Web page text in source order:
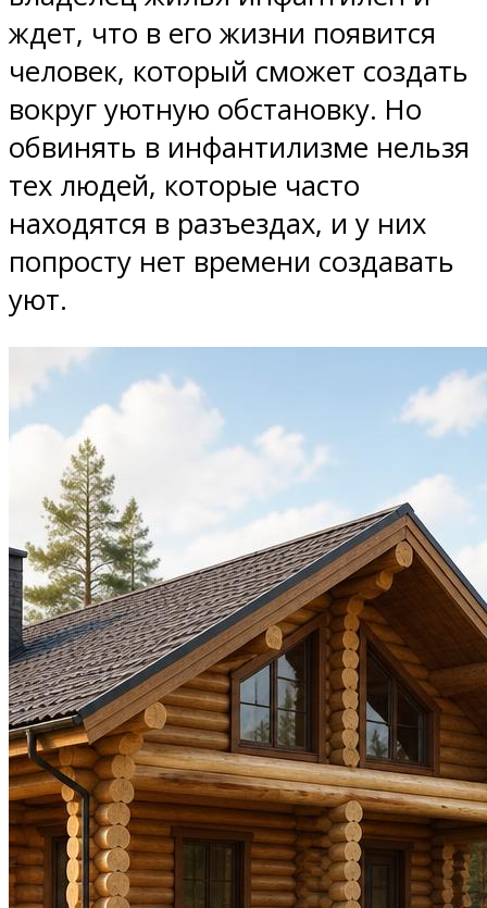
ждет, что в его жизни появится
человек, который сможет создать
вокруг уютную обстановку. Но
обвинять в инфантилизме нельзя
тех людей, которые часто
находятся в разъездах, и у них
попросту нет времени создавать
уют.